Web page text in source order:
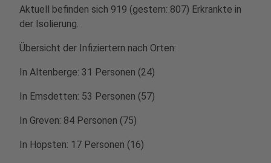
Aktuell befinden sich 919 (gestern: 807) Erkrankte in
der Isolierung.
Übersicht der Infiziertern nach Orten:
In Altenberge: 31 Personen (24)
In Emsdetten: 53 Personen (57)
In Greven: 84 Personen (75)
In Hopsten: 17 Personen (16)